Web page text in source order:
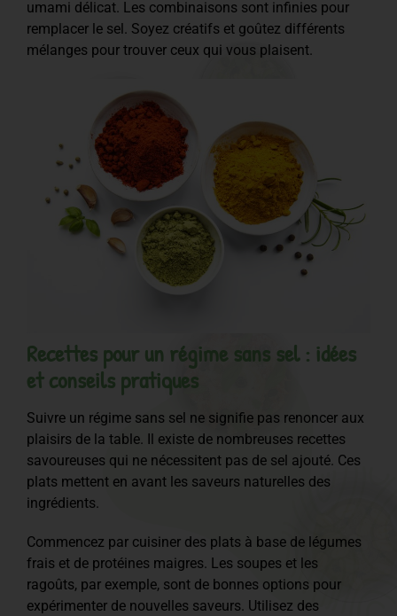
umami délicat. Les combinaisons sont infinies pour
remplacer le sel. Soyez créatifs et goûtez différents
mélanges pour trouver ceux qui vous plaisent.
Recettes pour un régime sans sel : idées
et conseils pratiques
Suivre un régime sans sel ne signifie pas renoncer aux
plaisirs de la table. Il existe de nombreuses recettes
savoureuses qui ne nécessitent pas de sel ajouté. Ces
plats mettent en avant les saveurs naturelles des
ingrédients.
Commencez par cuisiner des plats à base de légumes
frais et de protéines maigres. Les soupes et les
ragoûts, par exemple, sont de bonnes options pour
expérimenter de nouvelles saveurs. Utilisez des